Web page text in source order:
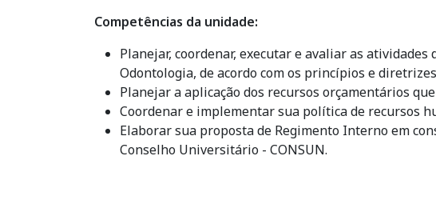
Competências da unidade:
Planejar, coordenar, executar e avaliar as
Odontologia, de acordo com os princípios e
Planejar a aplicação dos recursos orçamentários
Coordenar e implementar sua política de recursos
Elaborar sua proposta de Regimento Interno em
Conselho Universitário - CONSUN.